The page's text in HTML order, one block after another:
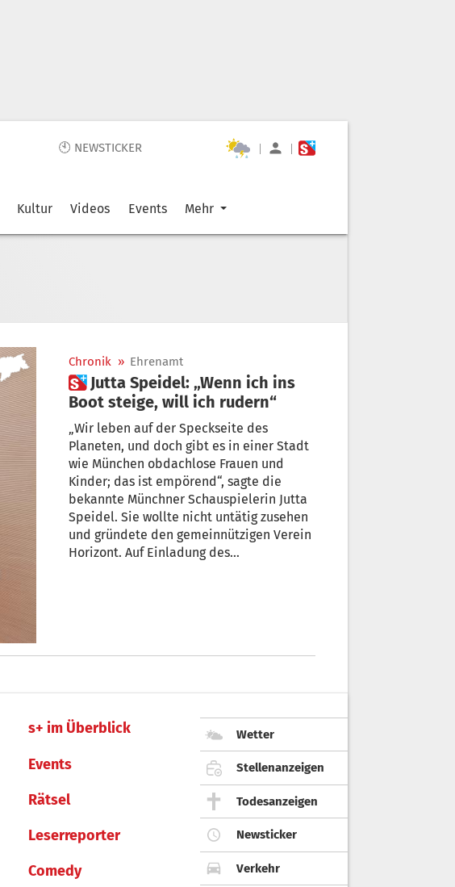
🕙 NEWSTICKER | |
Kultur Videos Events Mehr
Chronik » Ehrenamt
 Jutta Speidel: „Wenn ich ins
Boot steige, will ich rudern“
„Wir leben auf der Speckseite des
Planeten, und doch gibt es in einer Stadt
wie München obdachlose Frauen und
Kinder; das ist empörend“, sagte die
bekannte Münchner Schauspielerin Jutta
Speidel. Sie wollte nicht untätig zusehen
und gründete den gemeinnützigen Verein
Horizont. Auf Einladung des
s+ im Überblick
Events
Rätsel
Leserreporter
Comedy
Wetter
Stellenanzeigen
Todesanzeigen
Newsticker
Verkehr